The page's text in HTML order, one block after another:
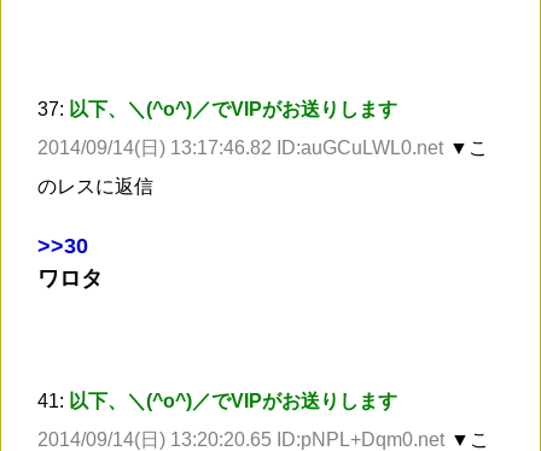
37: 以下、＼(^o^)／でVIPがお送りします
2014/09/14(日) 13:17:46.82 ID:auGCuLWL0.net ▼こ
のレスに返信
>>30
ワロタ
41: 以下、＼(^o^)／でVIPがお送りします
2014/09/14(日) 13:20:20.65 ID:pNPL+Dqm0.net ▼こ